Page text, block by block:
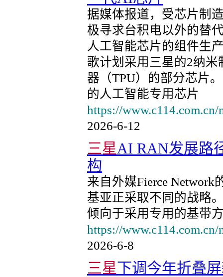
据媒体报道，受芯片制
极寻求台积电以外的替
人工智能芯片的组件生
歌计划采用三星的2纳
器（TPU）的部分芯片
的人工智能专用芯片
https://
2026-6-12
三星AI RAN发展路
构
来自外媒Fierce
基亚正采取不同的战略
倾向于采用专用的基带
https://
2026-6-8
三星下调今年折叠